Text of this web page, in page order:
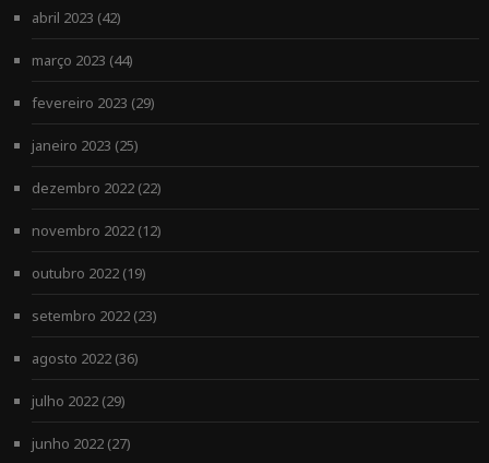
abril 2023 (42)
março 2023 (44)
fevereiro 2023 (29)
janeiro 2023 (25)
dezembro 2022(22)
novembro 2022(12)
outubro 2022(19)
setembro 2022(23)
agosto 2022(36)
julho 2022(29)
junho 2022(27)